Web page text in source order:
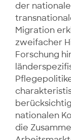
der
Migration
zweifacher
Forschung
nationalen
die